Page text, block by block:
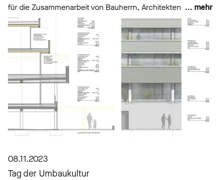
für die Zusammenarbeit von Bauherrn, Architekten ... mehr
08.11.2023
Tag der Umbaukultur